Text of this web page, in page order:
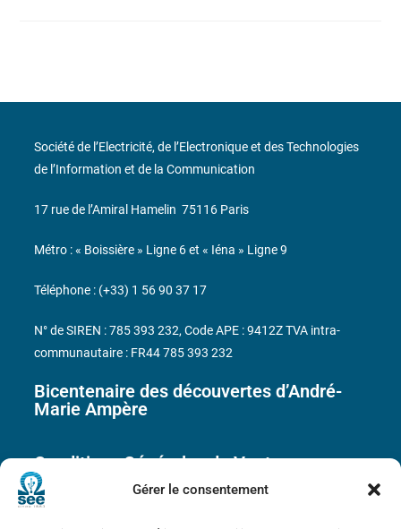
Gérer le consentement
Bicentenaire des découvertes d’André-
Marie Ampère
Conditions Générales de Vente
Société de l’Electricité, de l’Electronique et des Technologies
de l’Information et de la Communication
17 rue de l’Amiral Hamelin 75116 Paris
Métro : « Boissière » Ligne 6 et « Iéna » Ligne 9
Téléphone : (+33) 1 56 90 37 17
N° de SIREN : 785 393 232, Code APE : 9412Z TVA intra-
communautaire : FR44 785 393 232